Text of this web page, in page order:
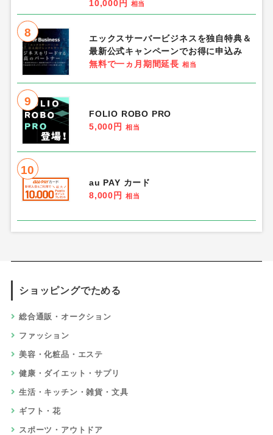
10,000円
相当
8
エックスサーバービジネスを独自特典＆
最新公式キャンペーンでお得に申込み
無料で一ヵ月期間延長 相当
9
FOLIO ROBO PRO
5,000円
相当
10
au PAY カード
8,000円
相当
ショッピングでためる
総合通販・オークション
ファッション
美容・化粧品・エステ
健康・ダイエット・サプリ
生活・キッチン・雑貨・文具
ギフト・花
スポーツ・アウトドア